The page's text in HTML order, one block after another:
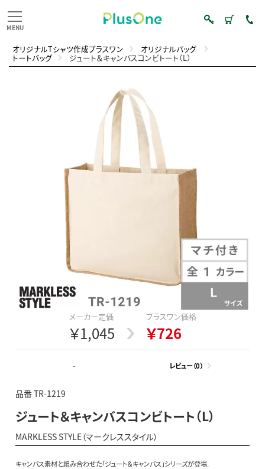
オリジナルTシャツ作成プラスワン オリジナルバッグ
トートバッグ ジュート＆キャンバスコンビトート（L）
メーカー定価
￥1,045
プラスワン価格
￥726
- レビュー（0）
品番 TR-1219
ジュート＆キャンバスコンビトート（L）
MARKLESS STYLE（マークレススタイル）
キャンバス素材と組み合わせた「ジュート＆キャンバス」シリーズが登場.